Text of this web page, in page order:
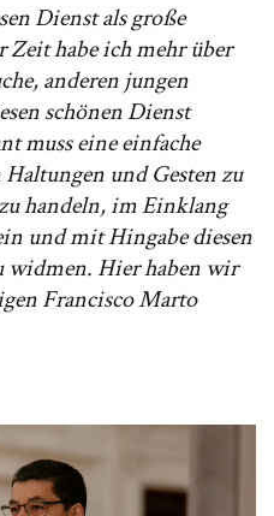
Dienst als große
habe ich mehr über
anderen jungen
schönen Dienst
muss eine einfache
und Gesten zu
handeln, im Einklang
und mit Hingabe diesen
widmen. Hier haben wir
Francisco Marto